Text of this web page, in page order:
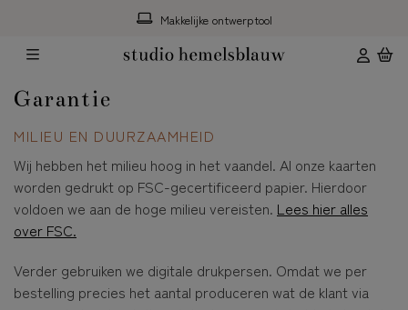
Makkelijke ontwerptool
Garantie
MILIEU EN DUURZAAMHEID
Wij hebben het milieu hoog in het vaandel. Al onze kaarten
worden gedrukt op FSC-gecertificeerd papier. Hierdoor
voldoen we aan de hoge milieu vereisten. Lees hier alles
over FSC.
Verder gebruiken we digitale drukpersen. Omdat we per
bestelling precies het aantal produceren wat de klant via